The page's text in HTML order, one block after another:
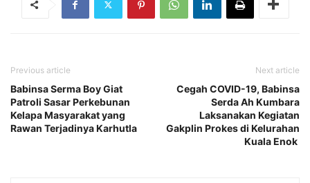
Previous article
Babinsa Serma Boy Giat
Patroli Sasar Perkebunan
Kelapa Masyarakat yang
Rawan Terjadinya Karhutla
Next article
Cegah COVID-19, Babinsa
Serda Ah Kumbara
Laksanakan Kegiatan
Gakplin Prokes di Kelurahan
Kuala Enok